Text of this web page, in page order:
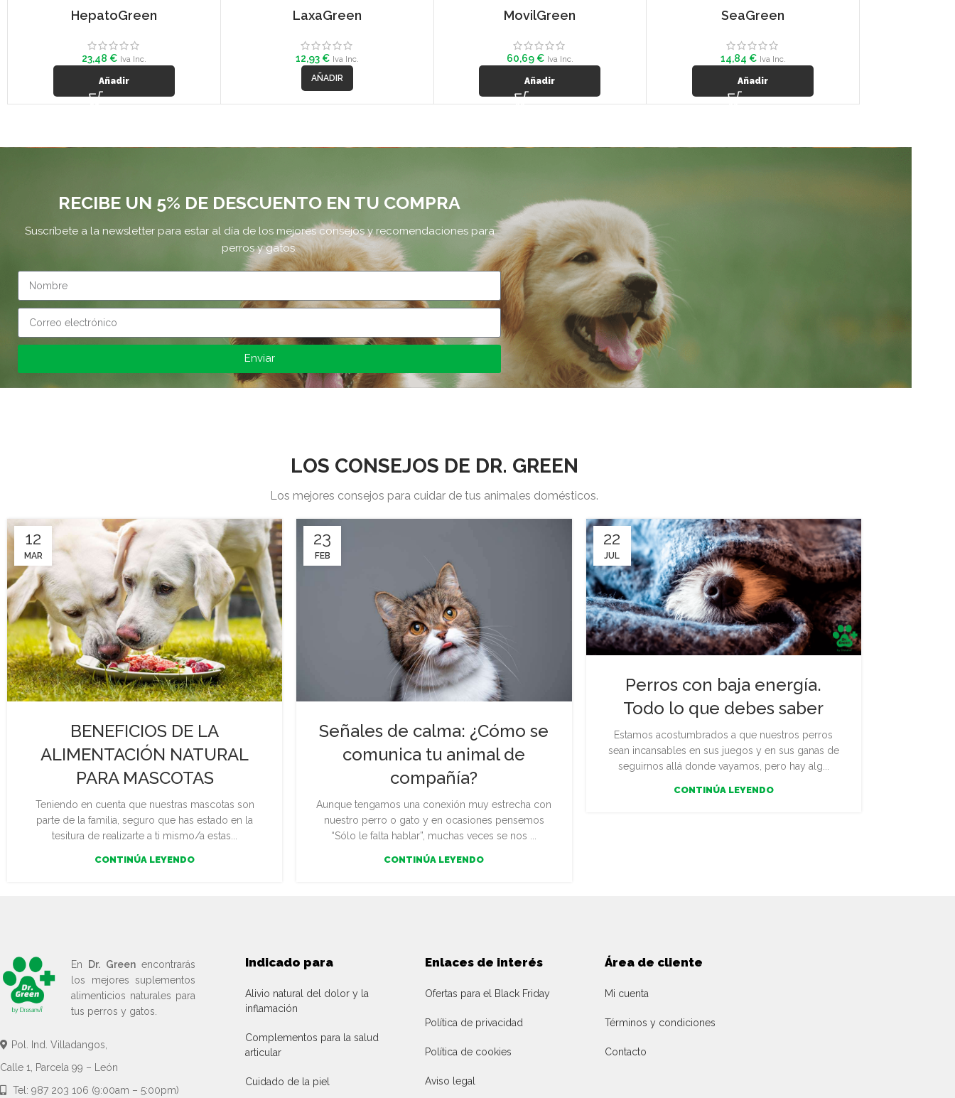
HepatoGreen
23,48 € Iva Inc.
Añadir
LaxaGreen
12,93 € Iva Inc.
AÑADIR
MovilGreen
60,69 € Iva Inc.
Añadir
SeaGreen
14,84 € Iva Inc.
Añadir
RECIBE UN 5% DE DESCUENTO EN TU COMPRA
Suscríbete a la newsletter para estar al día de los mejores consejos y recomendaciones para
perros y gatos.
Enviar
LOS CONSEJOS DE DR. GREEN
Los mejores consejos para cuidar de tus animales domésticos.
12
MAR
BENEFICIOS DE LA
ALIMENTACIÓN NATURAL
PARA MASCOTAS
Teniendo en cuenta que nuestras mascotas son
parte de la familia, seguro que has estado en la
tesitura de realizarte a ti mismo/a estas...
CONTINÚA LEYENDO
23
FEB
Señales de calma: ¿Cómo se
comunica tu animal de
compañía?
Aunque tengamos una conexión muy estrecha con
nuestro perro o gato y en ocasiones pensemos
“Sólo le falta hablar”, muchas veces se nos ...
CONTINÚA LEYENDO
22
JUL
Perros con baja energía.
Todo lo que debes saber
Estamos acostumbrados a que nuestros perros
sean incansables en sus juegos y en sus ganas de
seguirnos allá donde vayamos, pero hay alg...
CONTINÚA LEYENDO
En Dr. Greenencontrarás
los mejores suplementos
alimenticios naturales para
tus perros y gatos.
Pol. Ind. Villadangos,
Calle 1, Parcela 99 – León
Tel: 987 203 106 (9:00am – 5:00pm)
Indicado para
Alivio natural del dolor y la
inflamación
Complementos para la salud
articular
Cuidado de la piel
Enlaces de interés
Ofertas para el Black Friday
Política de privacidad
Política de cookies
Aviso legal
Área de cliente
Mi cuenta
Términos y condiciones
Contacto